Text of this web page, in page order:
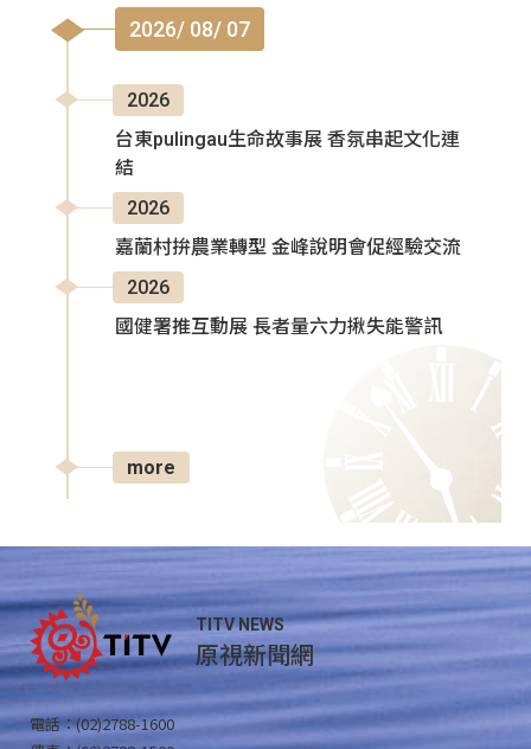
2026/ 08/ 07
2026
台東pulingau生命故事展 香氛串起文化連
結
2026
嘉蘭村拚農業轉型 金峰說明會促經驗交流
2026
國健署推互動展 長者量六力揪失能警訊
more
TITV NEWS
原視新聞網
電話：(02)2788-1600